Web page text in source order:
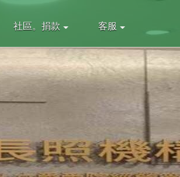
社區。捐款 客服